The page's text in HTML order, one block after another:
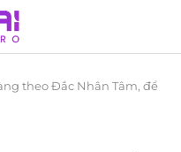
theo Đắc Nhân Tâm, để